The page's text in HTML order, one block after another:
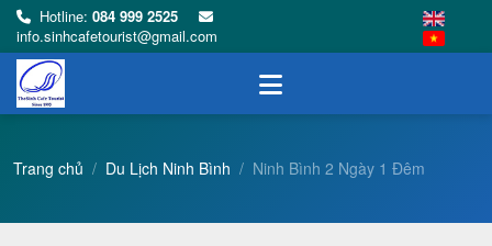
Hotline: 084 999 2525
info.sinhcafetourist@gmail.com
Trang chủ Du Lịch Ninh Bình Ninh Bình 2 Ngày 1 Đêm